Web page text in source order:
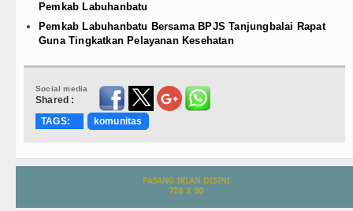
Pemkab Labuhanbatu
Pemkab Labuhanbatu Bersama BPJS Tanjungbalai Rapat
Guna Tingkatkan Pelayanan Kesehatan
Social media
Shared :
TAGS:
komunitas